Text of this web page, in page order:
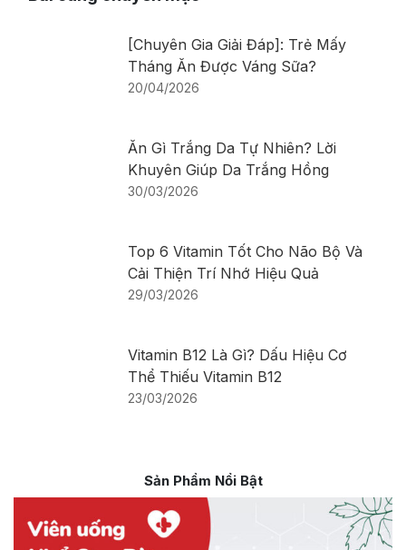
[Chuyên Gia Giải Đáp]: Trẻ Mấy
Tháng Ăn Được Váng Sữa?
20/04/2026
Ăn Gì Trắng Da Tự Nhiên? Lời
Khuyên Giúp Da Trắng Hồng
30/03/2026
Top 6 Vitamin Tốt Cho Não Bộ Và
Cải Thiện Trí Nhớ Hiệu Quả
29/03/2026
Vitamin B12 Là Gì? Dấu Hiệu Cơ
Thể Thiếu Vitamin B12
23/03/2026
Sản Phẩm Nổi Bật